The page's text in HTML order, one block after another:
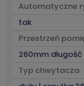
Automatyczne
tak
Przestrzeń
260mm
Typ chwytacza